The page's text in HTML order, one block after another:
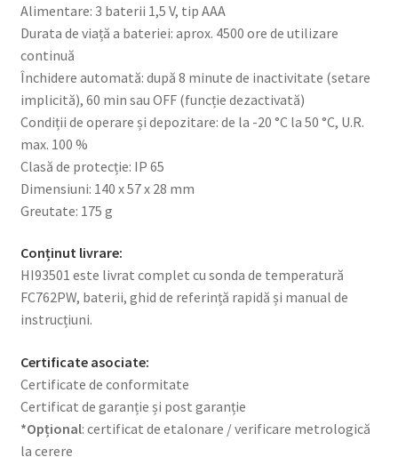
Alimentare: 3 baterii 1,5 V, tip AAA
Durata de viață a bateriei: aprox. 4500 ore de utilizare
continuă
Închidere automată: după 8 minute de inactivitate (setare
implicită), 60 min sau OFF (funcție dezactivată)
Condiții de operare și depozitare: de la -20 °C la 50 °C, U.R.
max. 100 %
Clasă de protecție: IP 65
Dimensiuni: 140 x 57 x 28 mm
Greutate: 175 g
Conținut livrare:
HI93501 este livrat complet cu sonda de temperatură
FC762PW, baterii, ghid de referință rapidă și manual de
instrucțiuni.
Certificate asociate:
Certificate de conformitate
Certificat de garanție și post garanție
*Opțional: certificat de etalonare / verificare metrologică
la cerere